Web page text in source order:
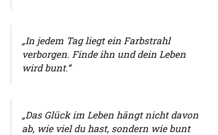
„In jedem Tag liegt ein Farbstrahl
verborgen. Finde ihn und dein Leben
wird bunt.“
„Das Glück im Leben hängt nicht davon
ab, wie viel du hast, sondern wie bunt